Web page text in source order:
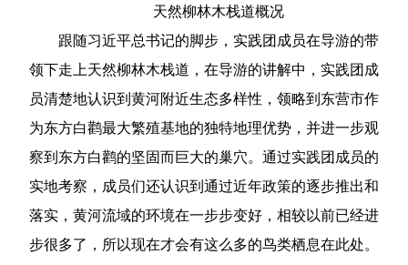
天然柳林木栈道概况
跟随习近平总书记的脚步，实践团成员在导游的带
领下走上天然柳林木栈道，在导游的讲解中，实践团成
员清楚地认识到黄河附近生态多样性，领略到东营市作
为东方白鹳最大繁殖基地的独特地理优势，并进一步观
察到东方白鹳的坚固而巨大的巢穴。通过实践团成员的
实地考察，成员们还认识到通过近年政策的逐步推出和
落实，黄河流域的环境在一步步变好，相较以前已经进
步很多了，所以现在才会有这么多的鸟类栖息在此处。